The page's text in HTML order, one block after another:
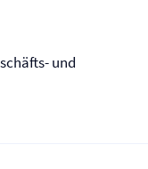
und